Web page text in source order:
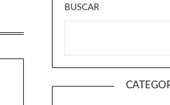
BUSCAR